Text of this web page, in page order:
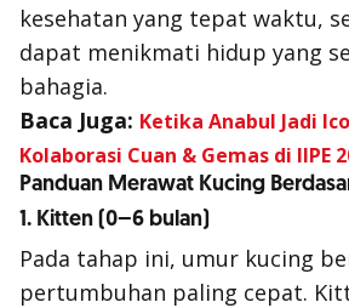
kesehatan yang tepat waktu,
dapat menikmati hidup yang
bahagia.
Baca Juga: Ketika Anabul Jadi
Kolaborasi Cuan & Gemas di IIPE
Panduan Merawat Kucing
1. Kitten (0–6 bulan)
Pada tahap ini, umur kucing
pertumbuhan paling cepat.